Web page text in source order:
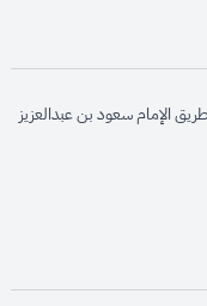
الإمام سعود بن عبدالعزيز